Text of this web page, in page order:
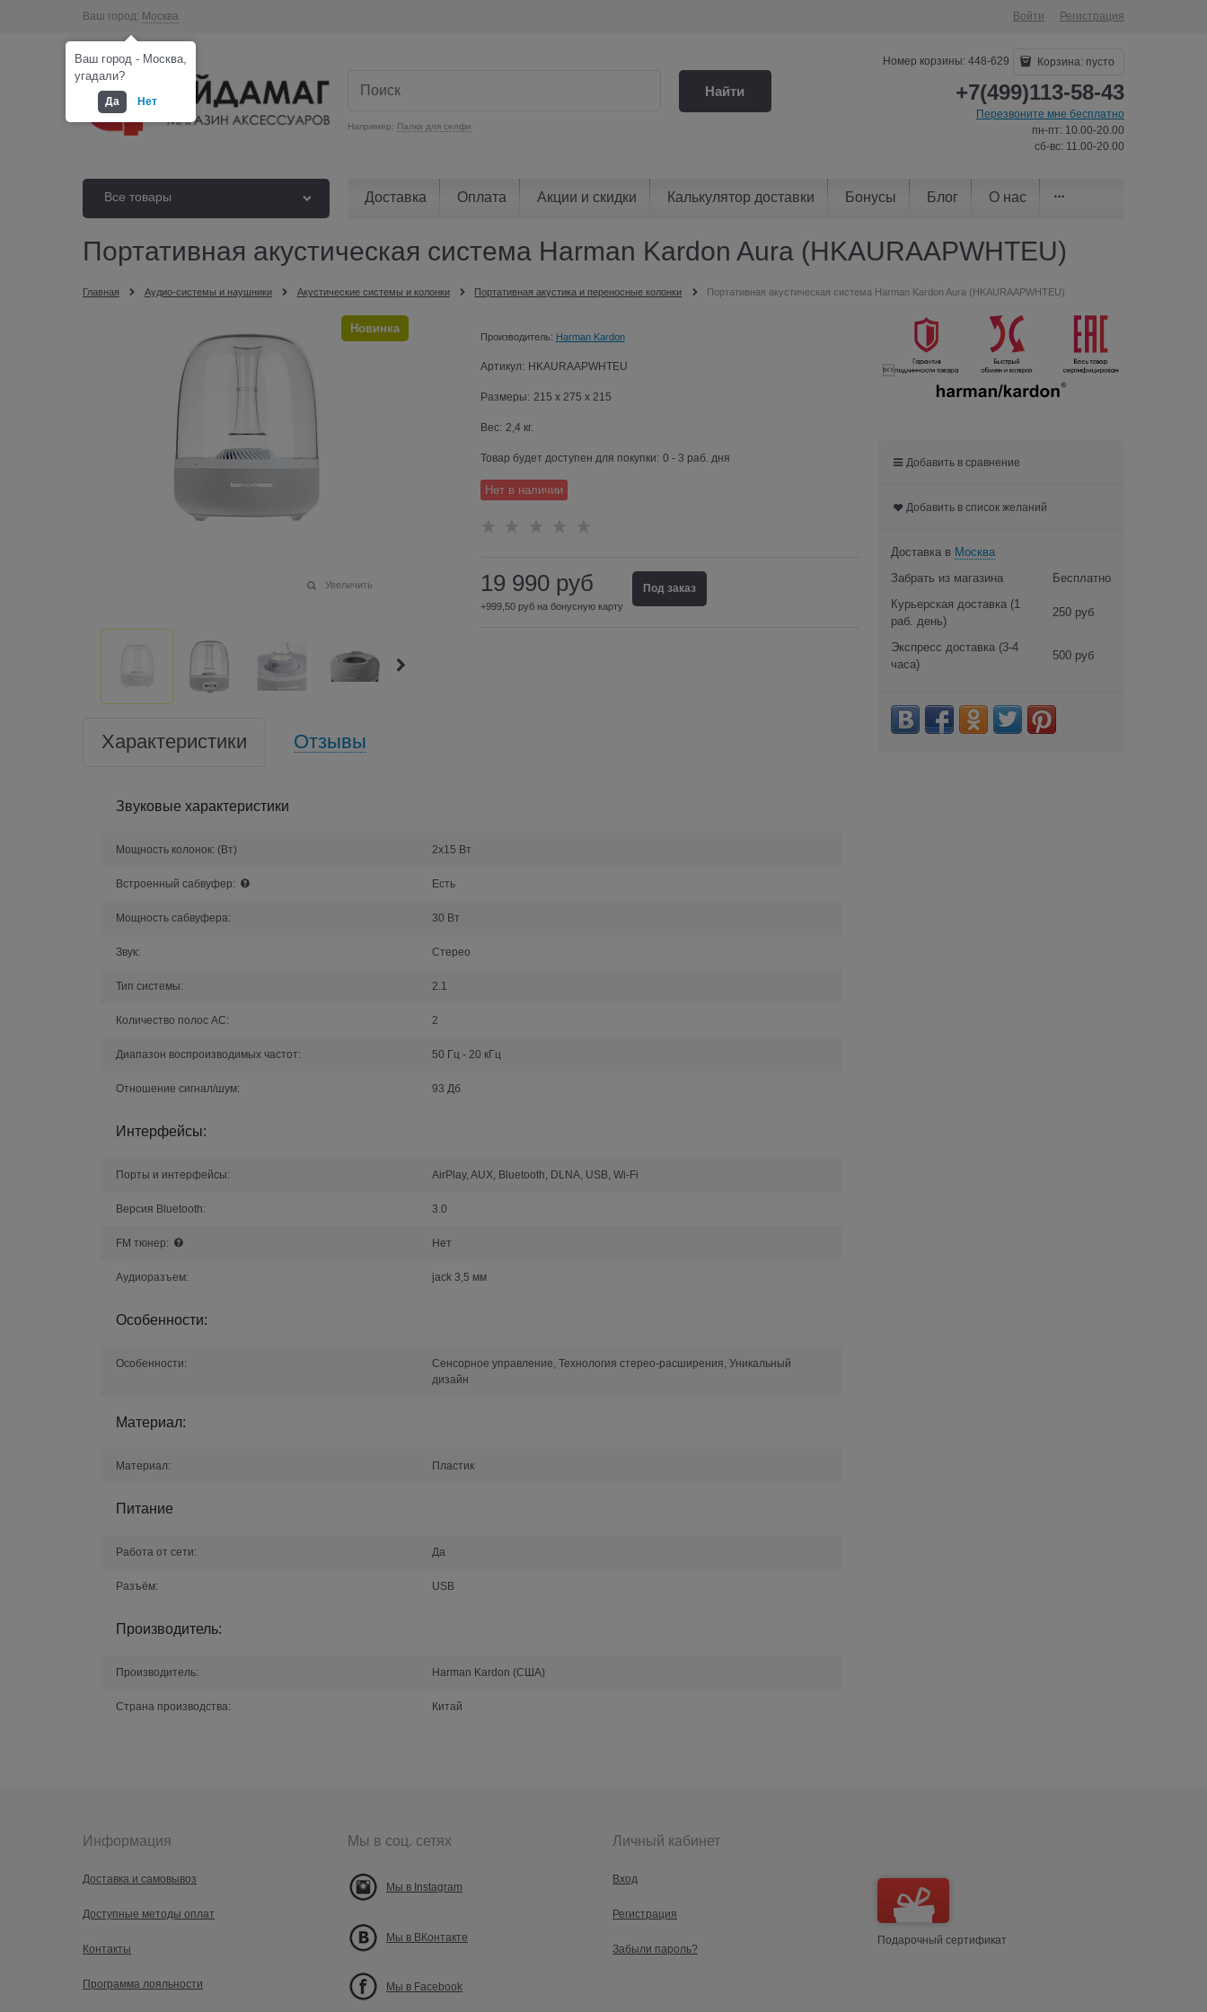
Ваш город: Москва Войти Регистрация
Например: Палка для селфи
Найти
Номер корзины: 448-629 Корзина: пусто
+7(499)113-58-43
Перезвоните мне бесплатно
пн-пт: 10.00-20.00
сб-вс: 11.00-20.00
Все товары Доставка Оплата Акции и скидки Калькулятор доставки Бонусы Блог О нас
Портативная акустическая система Harman Kardon Aura (HKAURAAPWHTEU)
Главная Аудио-системы и наушники Акустические системы и колонки Портативная акустика и переносные колонки Портативная акустическая система Harman Kardon Aura (HKAURAAPWHTEU)
Новинка
Увеличить
Производитель: Harman Kardon
Артикул: HKAURAAPWHTEU
Размеры: 215 x 275 x 215
Вес: 2,4кг.
Товар будет доступен для покупки: 0 - 3 раб. дня
Нет в наличии
19 990 руб
+999,50 руб на бонусную карту
Под заказ
Характеристики Отзывы
Звуковые характеристики
Мощность колонок: (Вт) 2x15 Вт
Встроенный сабвуфер: Есть
Мощность сабвуфера: 30 Вт
Звук: Стерео
Тип системы: 2.1
Количество полос AC: 2
Диапазон воспроизводимых частот: 50 Гц - 20 кГц
Отношение сигнал/шум: 93 Дб
Интерфейсы:
Порты и интерфейсы: AirPlay, AUX, Bluetooth, DLNA, USB, Wi-Fi
Версия Bluetooth: 3.0
FM тюнер: Нет
Аудиоразъем: jack 3,5 мм
Особенности:
Особенности:
Сенсорное управление, Технология стерео-расширения, Уникальный
дизайн
Материал:
Материал: Пластик
Питание
Работа от сети: Да
Разъём: USB
Производитель:
Производитель: Harman Kardon (США)
Страна производства: Китай

Добавить в сравнение
Добавить в список желаний
Доставка в Москва
Забрать из магазина
Бесплатно
Курьерская доставка (1
раб. день)
250 руб
Экспресс доставка (3-4
часа)
500 руб
Информация
Доставка и самовывоз
Доступные методы оплат
Контакты
Программа лояльности
Мы в соц. сетях
Мы в Instagram
Мы в ВКонтакте
Мы в Facebook
Личный кабинет
Вход
Регистрация
Забыли пароль?
Подарочный сертификат
Ваш город - Москва,
угадали?
Да Нет